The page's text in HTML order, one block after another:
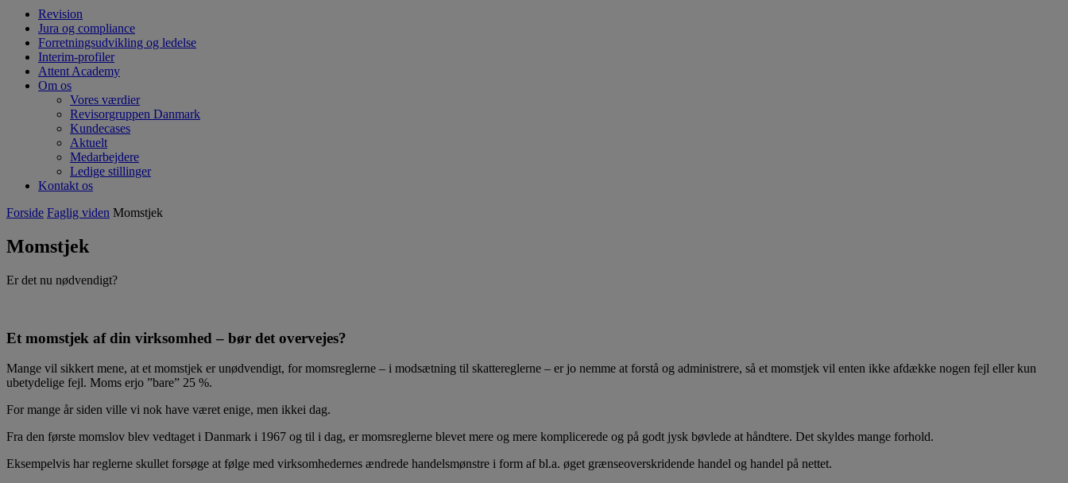
Revision
Jura og compliance
Forretningsudvikling og ledelse
Interim-profiler
Attent Academy
Om os
Vores værdier
Revisorgruppen Danmark
Kundecases
Aktuelt
Medarbejdere
Ledige stillinger
Kontakt os
Forside Faglig viden Momstjek
Momstjek
Er det nu nødvendigt?
Et momstjek af din virksomhed – bør det overvejes?
Mange vil sikkert mene, at et momstjek er unødvendigt, for momsreglerne – i modsætning til skattereglerne – er jo nemme at forstå og administrere, så et momstjek vil enten ikke afdække nogen fejl eller kun
ubetydelige fejl. Moms erjo ”bare” 25 %.
For mange år siden ville vi nok have været enige, men ikkei dag.
Fra den første momslov blev vedtaget i Danmark i 1967 og til i dag, er momsreglerne blevet mere og mere komplicerede og på godt jysk bøvlede at håndtere. Det skyldes mange forhold.
Eksempelvis har reglerne skullet forsøge at følge med virksomhedernes ændrede handelsmønstre i form af bl.a. øget grænseoverskridende handel og handel på nettet.